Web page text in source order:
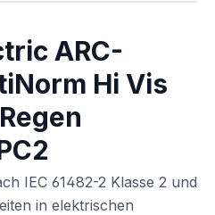
ARC-
Hi Vis
IEC 61482-2 Klasse 2 und
in elektrischen